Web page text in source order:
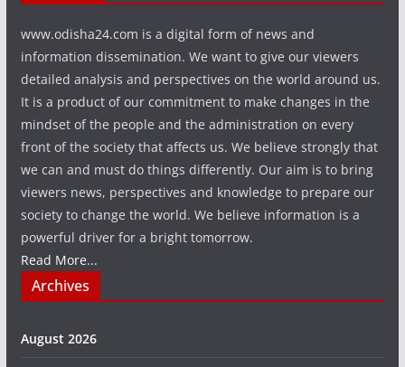
www.odisha24.com is a digital form of news and
information dissemination. We want to give our viewers
detailed analysis and perspectives on the world around us.
It is a product of our commitment to make changes in the
mindset of the people and the administration on every
front of the society that affects us. We believe strongly that
we can and must do things differently. Our aim is to bring
viewers news, perspectives and knowledge to prepare our
society to change the world. We believe information is a
powerful driver for a bright tomorrow.
Read More...
Archives
August 2026